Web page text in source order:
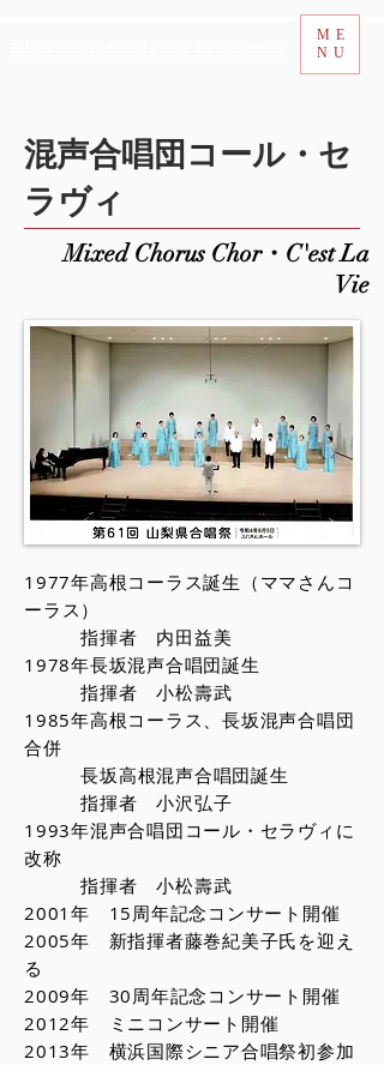
ME
NU
混声合唱団コール・セ
ラヴィ
Mixed Chorus Chor・C'est La
Vie
1977年高根コーラス誕生（ママさんコ
ーラス）
指揮者 内田益美
1978年長坂混声合唱団誕生
指揮者 小松壽武
1985年高根コーラス、長坂混声合唱団
合併
長坂高根混声合唱団誕生
指揮者 小沢弘子
1993年混声合唱団コール・セラヴィに
改称
指揮者 小松壽武
2001年 15周年記念コンサート開催
2005年 新指揮者藤巻紀美子氏を迎え
る
2009年 30周年記念コンサート開催
2012年 ミニコンサート開催
2013年 横浜国際シニア合唱祭初参加